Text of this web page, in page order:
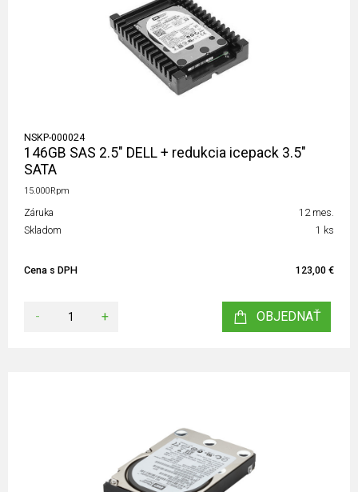
NSKP-000024
146GB SAS 2.5" DELL + redukcia icepack 3.5"
SATA
15.000Rpm
Záruka
12 mes.
Skladom
1 ks
Cena s DPH 123,00 €
- + OBJEDNAŤ